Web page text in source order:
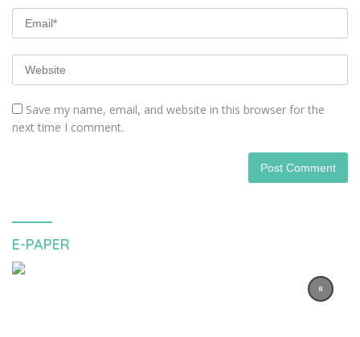
Save my name, email, and website in this browser for the
next time I comment.
E-PAPER